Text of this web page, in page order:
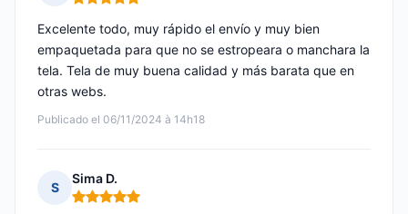
Nota: 5 de 5
Publicado el 06/11/2024 à 14h18
Excelente todo, muy rápido el envío y muy bien
empaquetada para que no se estropeara o manchara la
tela. Tela de muy buena calidad y más barata que en
otras webs.
S
Sima D.
Nota: 5 de 5